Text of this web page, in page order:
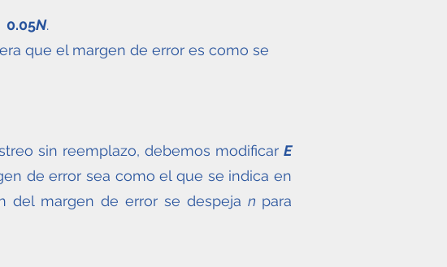
0.05N.
que el margen de error es como se
sin reemplazo, debemos modificar E
de error sea como el que se indica en
del margen de error se despejan para